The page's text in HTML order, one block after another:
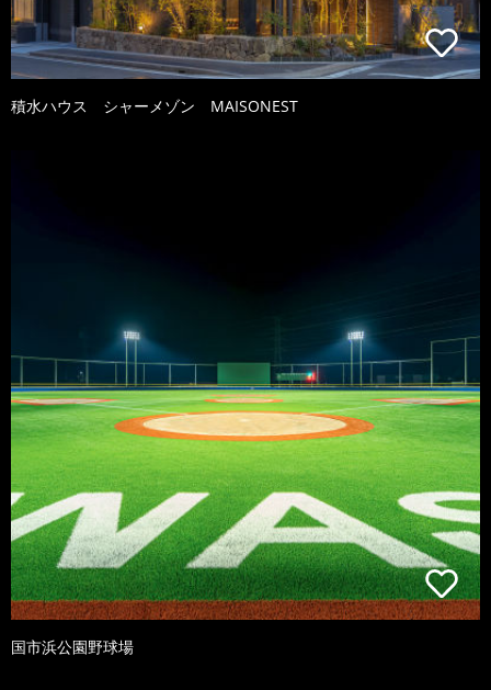
積水ハウス シャーメゾン MAISONEST
国市浜公園野球場